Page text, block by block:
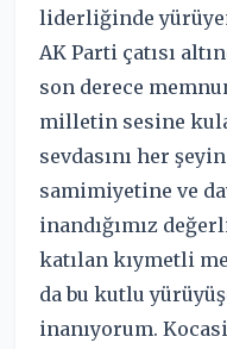
liderliğinde
AK Parti çatısı
son derece
milletin sesine
sevdasını her
samimiyetine ve
inandığımız
katılan kıymetli
da bu kutlu
inanıyorum.